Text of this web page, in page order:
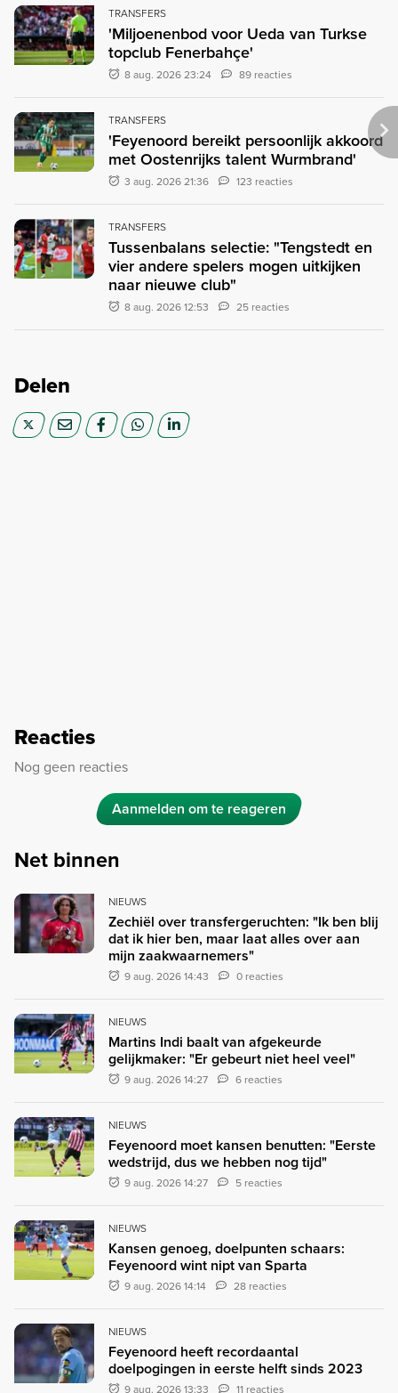
TRANSFERS
'Miljoenenbod voor Ueda van Turkse
topclub Fenerbahçe'
8 aug. 2026 23:24 89 reacties
TRANSFERS
'Feyenoord bereikt persoonlijk akkoord
met Oostenrijks talent Wurmbrand'
3 aug. 2026 21:36 123 reacties
TRANSFERS
Tussenbalans selectie: "Tengstedt en
vier andere spelers mogen uitkijken
naar nieuwe club"
8 aug. 2026 12:53 25 reacties
Delen
Reacties
Nog geen reacties
Aanmelden om te reageren
Net binnen
NIEUWS
Zechiël over transfergeruchten: "Ik ben blij
dat ik hier ben, maar laat alles over aan
mijn zaakwaarnemers"
9 aug. 2026 14:43 0 reacties
NIEUWS
Martins Indi baalt van afgekeurde
gelijkmaker: "Er gebeurt niet heel veel"
9 aug. 2026 14:27 6 reacties
NIEUWS
Feyenoord moet kansen benutten: "Eerste
wedstrijd, dus we hebben nog tijd"
9 aug. 2026 14:27 5 reacties
NIEUWS
Kansen genoeg, doelpunten schaars:
Feyenoord wint nipt van Sparta
9 aug. 2026 14:14 28 reacties
NIEUWS
Feyenoord heeft recordaantal
doelpogingen in eerste helft sinds 2023
9 aug. 2026 13:33 11 reacties